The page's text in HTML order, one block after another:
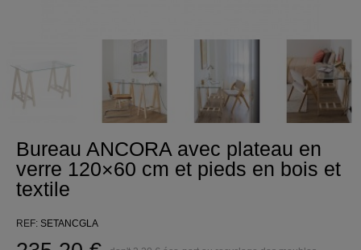
Bureau ANCORA avec plateau en
verre 120×60 cm et pieds en bois et
textile
REF SETANCGLA